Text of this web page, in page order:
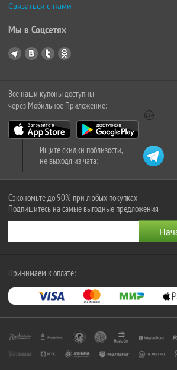
Связаться с нами
Мы в Соцсетях
Все наши купоны доступны
через Мобильное Приложение:
Ищите скидки поблизости,
не выходя из чата:
Сэкономьте до 90% при любых покупках
Подпишитесь на самые выгодные предложения
Принимаем к оплате: